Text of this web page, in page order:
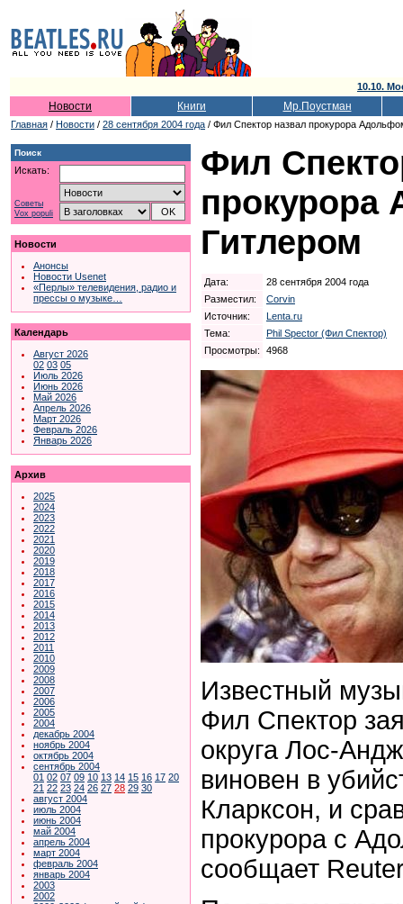
10.10.
Новости Книги Мр.Поустман
Главная / Новости / 28 сентября 2004 года / Фил Спектор назвал прокурора
Поиск
Искать:
Советы
Vox populi
Новости
Анонсы
Новости Usenet
«Перлы» телевидения, радио и
прессы о музыке…
Календарь
Август 2026
02 03 05
Июль 2026
Июнь 2026
Май 2026
Апрель 2026
Март 2026
Февраль 2026
Январь 2026
Архив
2025
2024
2023
2022
2021
2020
2019
2018
2017
2016
2015
2014
2013
2012
2011
2010
2009
2008
2007
2006
2005
2004
декабрь 2004
ноябрь 2004
октябрь 2004
сентябрь 2004
01 02 07 09 10 13 14 15 16 17 20
21 22 23 24 26 27 28 29 30
август 2004
июль 2004
июнь 2004
май 2004
апрель 2004
март 2004
февраль 2004
январь 2004
2003
2002
Фил
прокурора
Гитлером
Дата:
28 сентября 2004 года
Разместил:
Corvin
Источник:
Lenta.ru
Тема:
Phil Spector (Фил Спектор)
Просмотры:
4968
Известный
Фил Спектор
округа Лос-
виновен в
Кларксон, и
прокурора с
сообщает